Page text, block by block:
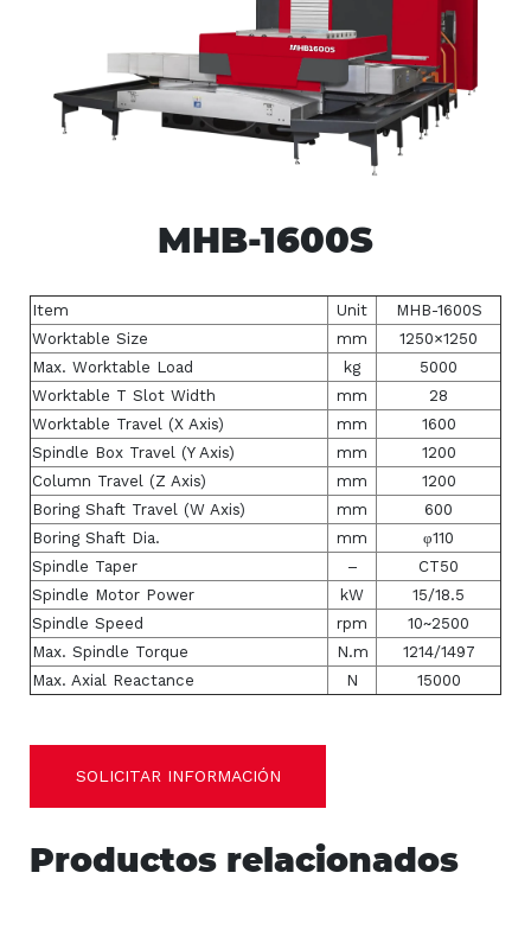
MHB-1600S
Item Unit
MHB-1600S
Worktable Size
mm
1250×1250
Max. Worktable Load
kg
5000
Worktable T Slot Width
mm
28
Worktable Travel (X Axis)
mm
1600
Spindle Box Travel (Y Axis)
mm
1200
Column Travel (Z Axis)
mm
1200
Boring Shaft Travel (W Axis)
mm
600
Boring Shaft Dia.
mm
φ110
Spindle Taper
–
CT50
Spindle Motor Power
kW
15/18.5
Spindle Speed
rpm
10~2500
Max. Spindle Torque
N.m
1214/1497
Max. Axial Reactance
N 15000
SOLICITAR INFORMACIÓN
Productos relacionados